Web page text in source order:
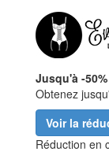
Jusqu'à -
Obtenez
Voir la
Réduction en